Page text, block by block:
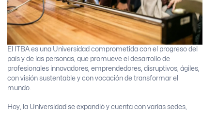
El ITBA es una Universidad comprometida con el progreso del
país y de las personas, que promueve el desarrollo de
profesionales innovadores, emprendedores, disruptivos, ágiles,
con visión sustentable y con vocación de transformar el
mundo.
Hoy, la Universidad se expandió y cuenta con varias sedes,